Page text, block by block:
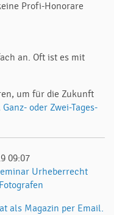
Profi-Honorare
an. Oft ist es mit
um für die Zukunft
oder Zwei-Tages-
09:07
Urheberrecht
Fotografen
als Magazin per Email.